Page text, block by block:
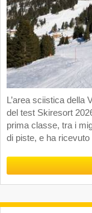
L’area sciistica della
del test Skiresort
prima classe, tra i
di piste, e ha